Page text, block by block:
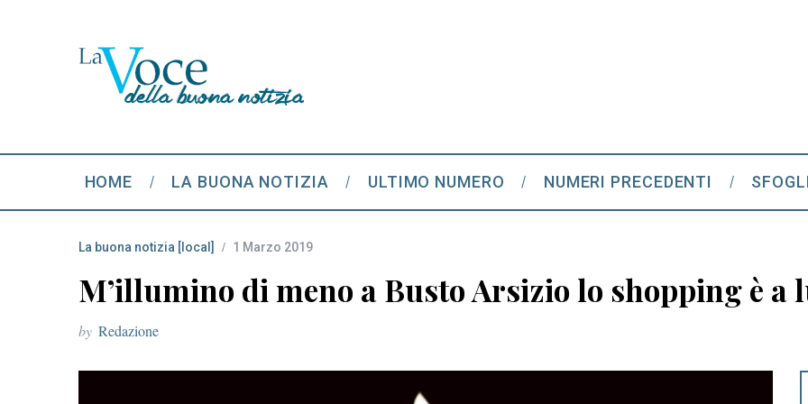
HOME LA BUONA NOTIZIA ULTIMO NUMERO NUMERI PRECEDENTI
La buona notizia [local] 1 Marzo 2019
M’illumino di meno a Busto Arsizio lo shopping è a
by Redazione